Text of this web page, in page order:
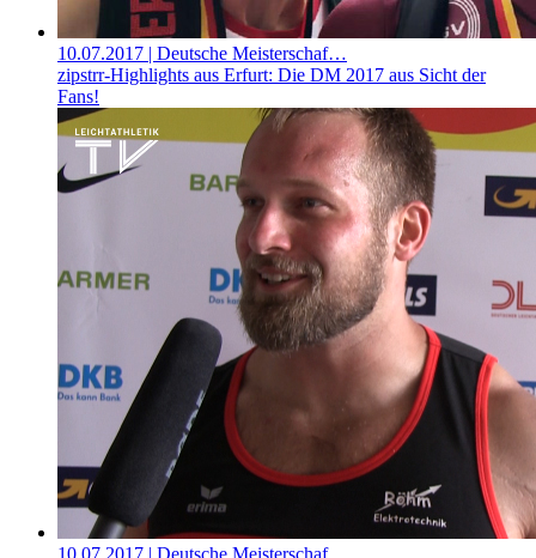
10.07.2017 | Deutsche Meisterschaf…
zipstrr-Highlights aus Erfurt: Die DM 2017 aus Sicht der
Fans!
10.07.2017 | Deutsche Meisterschaf…